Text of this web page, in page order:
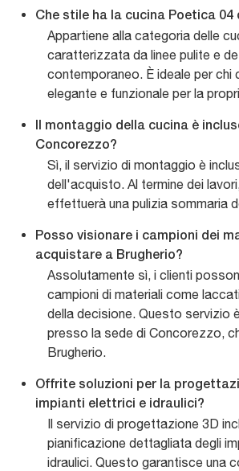
Che stile ha la cucina Poetica 04
Appartiene alla categoria delle
caratterizzata da linee pulite e
contemporaneo. È ideale per chi
elegante e funzionale per la
Il montaggio della cucina è
Concorezzo?
Sì, il servizio di montaggio è
dell'acquisto. Al termine dei
effettuerà una pulizia sommaria
Posso visionare i campioni dei
acquistare a Brugherio?
Assolutamente sì, i clienti
campioni di materiali come
della decisione. Questo servizio
presso la sede di Concorezzo,
Brugherio.
Offrite soluzioni per la
impianti elettrici e idraulici?
Il servizio di progettazione 3D
pianificazione dettagliata degli
idraulici. Questo garantisce una